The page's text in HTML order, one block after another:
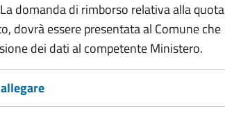
domanda di rimborso relativa alla quota
dovrà essere presentata al Comune che
dei dati al competente Ministero.